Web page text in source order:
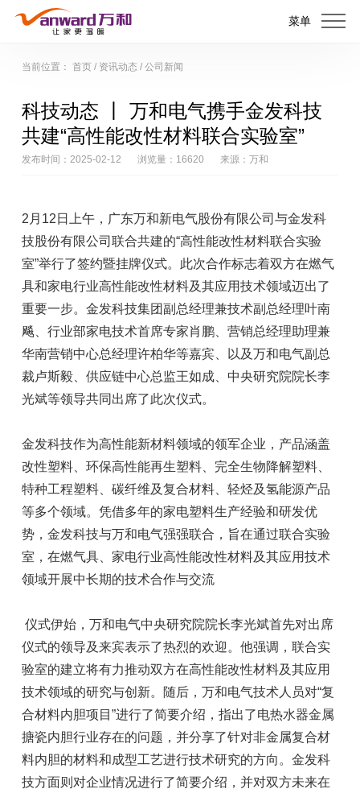
菜单
当前位置： 首页/ 资讯动态 / 公司新闻
科技动态 丨 万和电气携手金发科技
共建“高性能改性材料联合实验室”
发布时间：2025-02-12 浏览量：16620 来源：万和
2月12日上午，广东万和新电气股份有限公司与金发科
技股份有限公司联合共建的“高性能改性材料联合实验
室”举行了签约暨挂牌仪式。此次合作标志着双方在燃气
具和家电行业高性能改性材料及其应用技术领域迈出了
重要一步。金发科技集团副总经理兼技术副总经理叶南
飚、行业部家电技术首席专家肖鹏、营销总经理助理兼
华南营销中心总经理许柏华等嘉宾、以及万和电气副总
裁卢斯毅、供应链中心总监王如成、中央研究院院长李
光斌等领导共同出席了此次仪式。
金发科技作为高性能新材料领域的领军企业，产品涵盖
改性塑料、环保高性能再生塑料、完全生物降解塑料、
特种工程塑料、碳纤维及复合材料、轻烃及氢能源产品
等多个领域。凭借多年的家电塑料生产经验和研发优
势，金发科技与万和电气强强联合，旨在通过联合实验
室，在燃气具、家电行业高性能改性材料及其应用技术
领域开展中长期的技术合作与交流
仪式伊始，万和电气中央研究院院长李光斌首先对出席
仪式的领导及来宾表示了热烈的欢迎。他强调，联合实
验室的建立将有力推动双方在高性能改性材料及其应用
技术领域的研究与创新。随后，万和电气技术人员对“复
合材料内胆项目”进行了简要介绍，指出了电热水器金属
搪瓷内胆行业存在的问题，并分享了针对非金属复合材
料内胆的材料和成型工艺进行技术研究的方向。金发科
技方面则对企业情况进行了简要介绍，并对双方未来在